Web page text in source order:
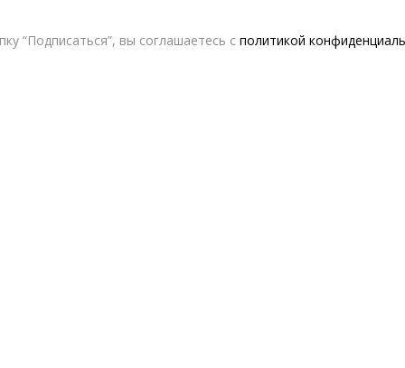
“Подписаться”, вы соглашаетесь с политикой